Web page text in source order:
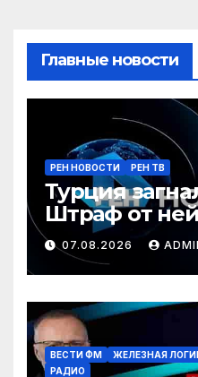
Главные новости
РЕН НОВОСТИ РЕН ТВ
Турция
Штраф от
Война за
Новости
07.08.2026
ВЕСТИ ФМ
ЖЕЛЕЗНАЯ
РАДИО